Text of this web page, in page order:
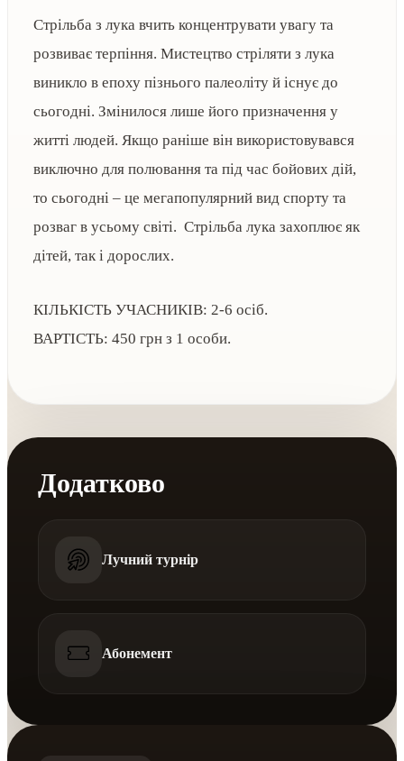
Стрільба з лука вчить концентрувати увагу та
розвиває терпіння. Мистецтво стріляти з лука
виникло в епоху пізнього палеоліту й існує до
сьогодні. Змінилося лише його призначення у
житті людей. Якщо раніше він використовувався
виключно для полювання та під час бойових дій,
то сьогодні – це мегапопулярний вид спорту та
розваг в усьому світі. Стрільба лука захоплює як
дітей, так і дорослих.
КІЛЬКІСТЬ УЧАСНИКІВ: 2-6 осіб.
ВАРТІСТЬ: 450 грн з 1 особи.
Додатково
Лучний турнір
Абонемент